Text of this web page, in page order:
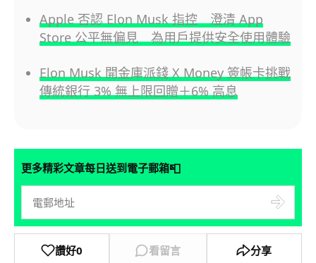
Apple 否認 Elon Musk 指控 澄清 App
Store 公平無偏見 為用戶提供安全使用體驗
Elon Musk 開金庫派錢 X Money 簽帳卡挑戰
傳統銀行 3% 無上限回贈＋6% 高息
更多精彩文章每日送到電子郵箱📮
讚好0 看留言 分享